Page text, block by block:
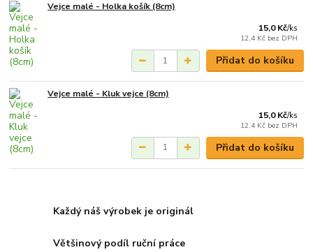
Vejce malé - Holka košík (8cm)
15,0 Kč/ks
12,4 Kč bez DPH
Přidat do košíku
Vejce malé - Kluk vejce (8cm)
15,0 Kč/ks
12,4 Kč bez DPH
Přidat do košíku
Každý náš výrobek je originál
Většinový podíl ruční práce